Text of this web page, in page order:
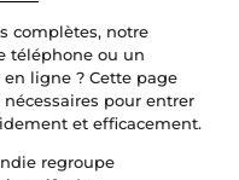
complètes, notre
téléphone ou un
ligne ? Cette page
pour entrer
et efficacement.
regroupe